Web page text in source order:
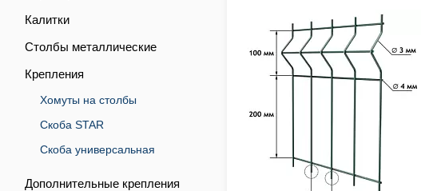
Калитки
Столбы металлические
Крепления
Хомуты на столбы
Скоба STAR
Скоба универсальная
Дополнительные крепления